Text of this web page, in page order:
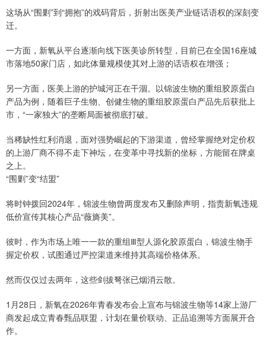
这场从“围剿”到“拥抱”的戏码背后，折射出医美产业链话语权的深刻变
迁。
一方面，新氧从平台逐渐向线下医美诊所转型，目前已在全国16座城
市落地50家门店，如此体量规模使其对上游的话语权在增强；
另一方面，医美上游的护城河正在干涸。以锦波生物的重组胶原蛋白
产品为例，随着巨子生物、创健生物的重组胶原蛋白产品先后获批上
市，“一家独大”的垄断局面被彻底打破。
当稀缺性红利消退，面对强势崛起的下游渠道，曾经掌握绝对定价权
的上游厂商不得不走下神坛，在变革中寻找新的坐标，方能留在牌桌
之上。
“围剿”变“结盟”
将时钟拨回2024年，锦波生物曾两度发布又删除声明，指责新氧违规
低价宣传其核心产品“薇旖美”。
彼时，作为市场上唯一一款的重组Ⅲ型人源化胶原蛋白，锦波生物手
握定价权，试图通过严控渠道来维持其高端价格体系。
然而仅仅过去两年，这些剑拔弩张已烟消云散。
1月28日，新氧在2026年青春发布会上宣布与锦波生物等14家上游厂
商发起成立青春甄品联盟，计划在量价联动、正品追溯等方面展开合
作。